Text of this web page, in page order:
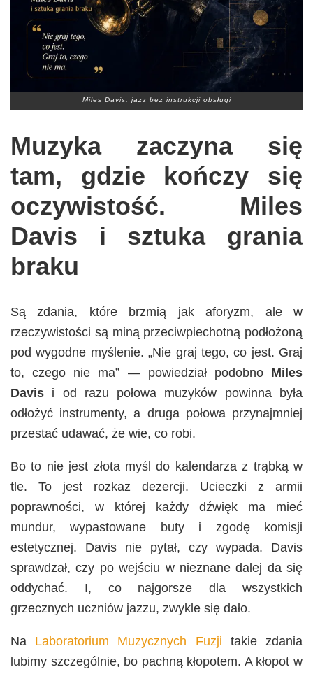
Miles Davis: jazz bez instrukcji obsługi
Muzyka zaczyna się
tam, gdzie kończy się
oczywistość. Miles
Davis i sztuka grania
braku
Są zdania, które brzmią jak aforyzm, ale w
rzeczywistości są miną przeciwpiechotną podłożoną
pod wygodne myślenie. „Nie graj tego, co jest. Graj
to, czego nie ma” — powiedział podobno Miles
Davis i od razu połowa muzyków powinna była
odłożyć instrumenty, a druga połowa przynajmniej
przestać udawać, że wie, co robi.
Bo to nie jest złota myśl do kalendarza z trąbką w
tle. To jest rozkaz dezercji. Ucieczki z armii
poprawności, w której każdy dźwięk ma mieć
mundur, wypastowane buty i zgodę komisji
estetycznej. Davis nie pytał, czy wypada. Davis
sprawdzał, czy po wejściu w nieznane dalej da się
oddychać. I, co najgorsze dla wszystkich
grzecznych uczniów jazzu, zwykle się dało.
Na Laboratorium Muzycznych Fuzji takie zdania
lubimy szczególnie, bo pachną kłopotem. A kłopot w